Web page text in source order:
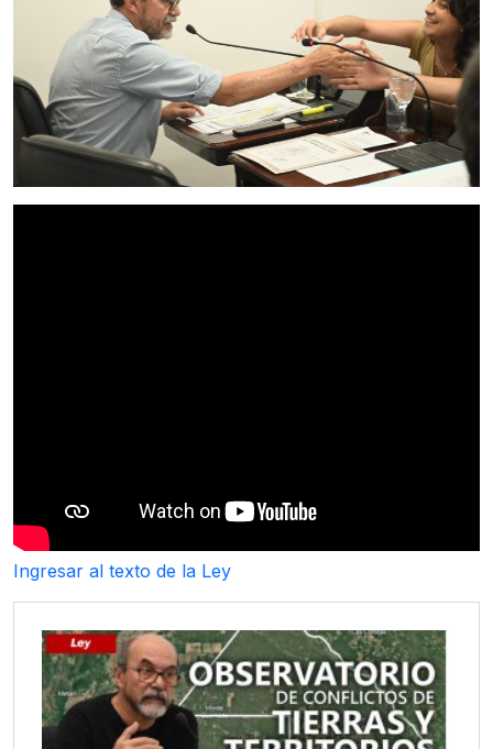
Ingresar al texto de la Ley